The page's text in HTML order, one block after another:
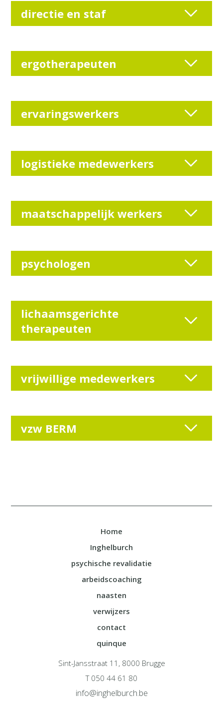
directie en staf
ergotherapeuten
ervaringswerkers
logistieke medewerkers
maatschappelijk werkers
psychologen
lichaamsgerichte
therapeuten
vrijwillige medewerkers
vzw BERM
Home
Inghelburch
psychische revalidatie
arbeidscoaching
naasten
verwijzers
contact
quinque
Sint-Jansstraat 11, 8000 Brugge
T 050 44 61 80
info@inghelburch.be